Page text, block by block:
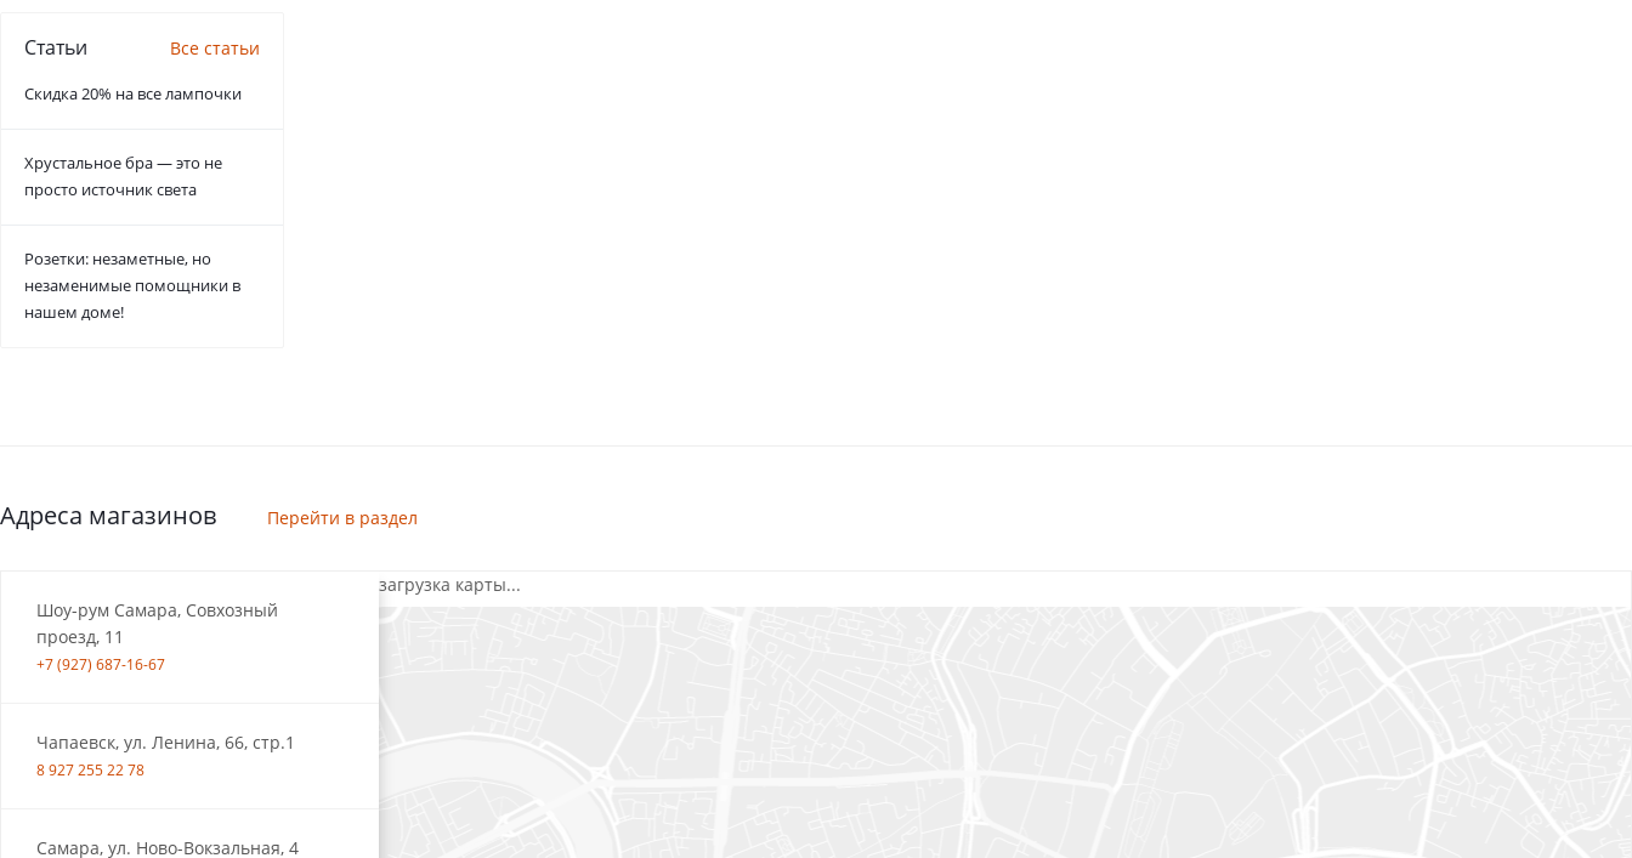
Статьи Все статьи
Скидка 20% на все лампочки
Хрустальное бра — это не
просто источник света
Розетки: незаметные, но
незаменимые помощники в
нашем доме!
Адреса магазинов Перейти в раздел
Шоу-рум Самара, Совхозный
проезд, 11
+7 (927) 687-16-67
Чапаевск, ул. Ленина, 66, стр.1
8 927 255 22 78
Самара, ул. Ново-Вокзальная, 4
загрузка карты...